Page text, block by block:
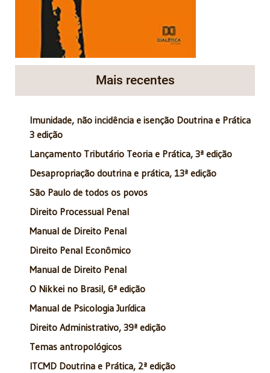
Mais recentes
Imunidade, não incidência e isenção Doutrina e Prática
3 edição
Lançamento Tributário Teoria e Prática, 3ª edição
Desapropriação doutrina e prática, 13ª edição
São Paulo de todos os povos
Direito Processual Penal
Manual de Direito Penal
Direito Penal Econômico
Manual de Direito Penal
O Nikkei no Brasil, 6ª edição
Manual de Psicologia Jurídica
Direito Administrativo, 39ª edição
Temas antropológicos
ITCMD Doutrina e Prática, 2ª edição